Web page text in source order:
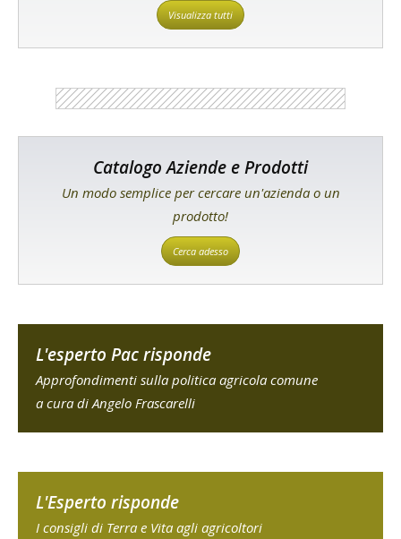
Visualizza tutti
Catalogo Aziende e Prodotti
Un modo semplice per cercare un'azienda o un
prodotto!
Cerca adesso
L'esperto Pac risponde
Approfondimenti sulla politica agricola comune
a cura di Angelo Frascarelli
L'Esperto risponde
I consigli di Terra e Vita agli agricoltori